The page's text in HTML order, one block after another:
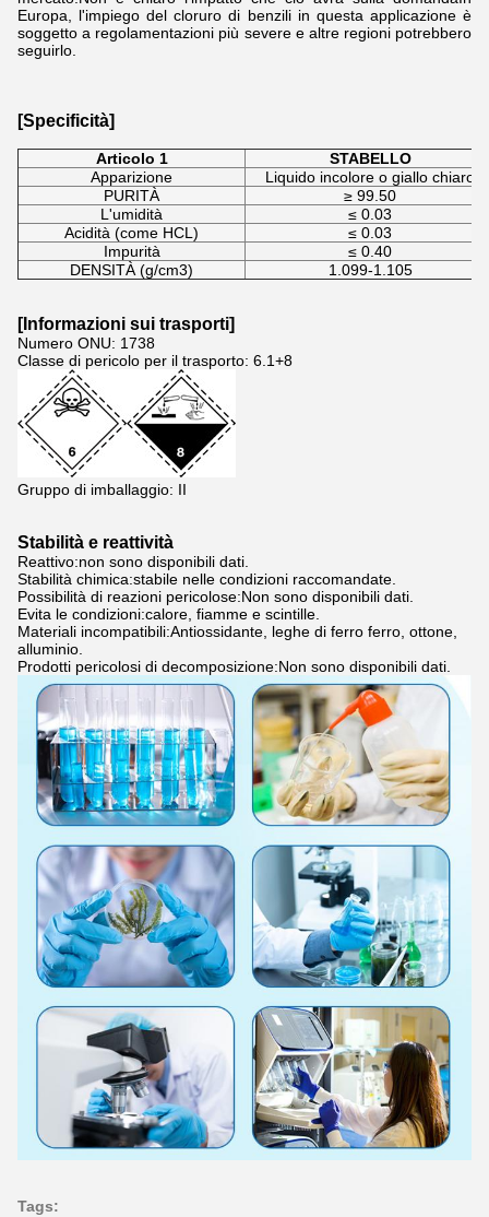
Europa, l'impiego del cloruro di benzili in questa applicazione è
soggetto a regolamentazioni più severe e altre regioni potrebbero
seguirlo.
[Specificità]
Articolo 1
STABELLO
Apparizione
Liquido incolore o giallo chiaro
PURITÀ
≥ 99.50
L'umidità
≤ 0.03
Acidità (come HCL)
≤ 0.03
Impurità
≤ 0.40
DENSITÀ (g/cm3)
1.099-1.105
[Informazioni sui trasporti]
Numero ONU: 1738
Classe di pericolo per il trasporto: 6.1+8
Gruppo di imballaggio: II
Stabilità e reattività
Reattivo:non sono disponibili dati.
Stabilità chimica:stabile nelle condizioni raccomandate.
Possibilità di reazioni pericolose:Non sono disponibili dati.
Evita le condizioni:calore, fiamme e scintille.
Materiali incompatibili:Antiossidante, leghe di ferro ferro, ottone,
alluminio.
Prodotti pericolosi di decomposizione:Non sono disponibili dati.
Tags: